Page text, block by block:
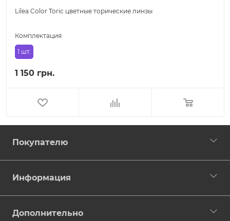
Lilea Color Toric цветные торические линзы
Комплектация
1 шт.
1 150 грн.
Покупателю
Информация
Дополнительно